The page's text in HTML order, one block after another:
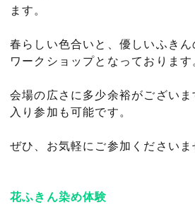
ます。
春らしい色合いと、優しいふき
ワークショップとなっております
会場の広さに多少余裕がござい
入り参加も可能です。
ぜひ、お気軽にご参加くださいま
花ふきん染め体験